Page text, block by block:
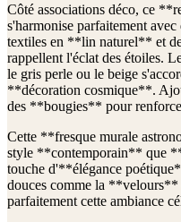
Côté associations déco, ce
s'harmonise parfaitement
textiles en **lin naturel** et
rappellent l'éclat des étoiles.
le gris perle ou le beige
**décoration cosmique**.
des **bougies** pour
Cette **fresque murale
style **contemporain** que
touche d'**élégance
douces comme la
parfaitement cette ambiance